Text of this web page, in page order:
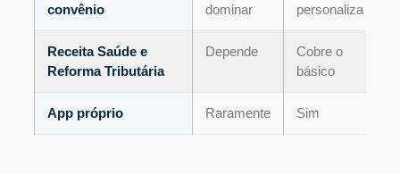
convênio
dominar
personaliza
Receita Saúde e
Reforma Tributária
Depende
Cobre o
básico
App próprio Raramente Sim